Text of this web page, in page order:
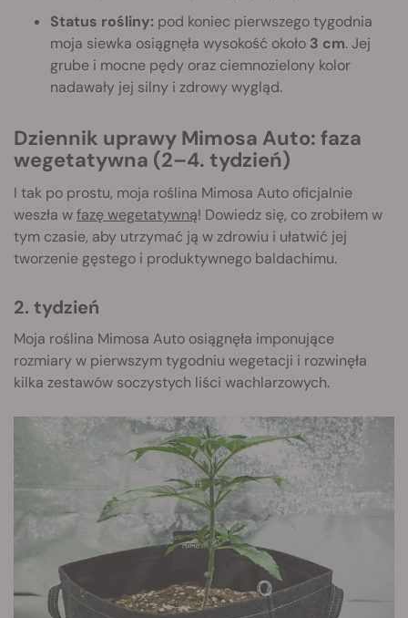
Status rośliny: pod koniec pierwszego tygodnia
moja siewka osiągnęła wysokość około 3 cm. Jej
grube i mocne pędy oraz ciemnozielony kolor
nadawały jej silny i zdrowy wygląd.
Dziennik uprawy Mimosa Auto: faza
wegetatywna (2–4. tydzień)
I tak po prostu, moja roślina Mimosa Auto oficjalnie
weszła wfazę wegetatywną! Dowiedz się, co zrobiłem w
tym czasie, aby utrzymać ją w zdrowiu i ułatwić jej
tworzenie gęstego i produktywnego baldachimu.
2. tydzień
Moja roślina Mimosa Auto osiągnęła imponujące
rozmiary w pierwszym tygodniu wegetacji i rozwinęła
kilka zestawów soczystych liści wachlarzowych.